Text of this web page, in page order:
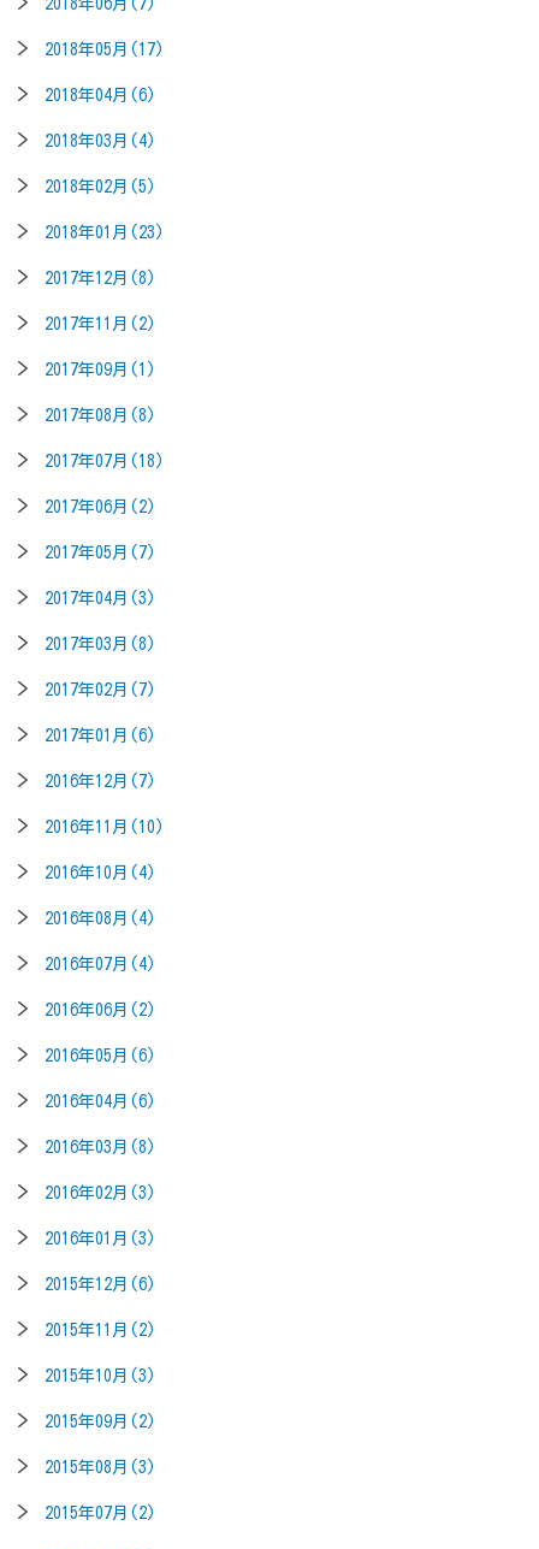
2018年06月(7)
2018年05月(17)
2018年04月(6)
2018年03月(4)
2018年02月(5)
2018年01月(23)
2017年12月(8)
2017年11月(2)
2017年09月(1)
2017年08月(8)
2017年07月(18)
2017年06月(2)
2017年05月(7)
2017年04月(3)
2017年03月(8)
2017年02月(7)
2017年01月(6)
2016年12月(7)
2016年11月(10)
2016年10月(4)
2016年08月(4)
2016年07月(4)
2016年06月(2)
2016年05月(6)
2016年04月(6)
2016年03月(8)
2016年02月(3)
2016年01月(3)
2015年12月(6)
2015年11月(2)
2015年10月(3)
2015年09月(2)
2015年08月(3)
2015年07月(2)